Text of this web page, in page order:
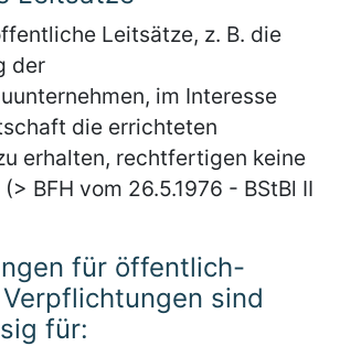
Leitsätze, z. B. die
der
im Interesse
die errichteten
erhalten, rechtfertigen keine
BFH vom 26.5.1976 - BStBl II
für öffentlich-
sind
für: